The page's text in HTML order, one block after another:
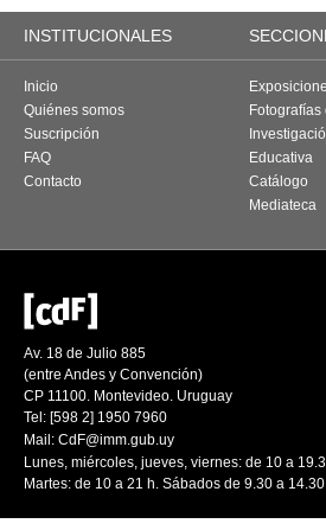
INSTITUCIONALES
Inicio
Quiénes somos
Suscripción
FAQ
Contacto
Fotografías
Educativa
Catálogo
Mediateca
Av. 18 de Julio 885
(entre Andes y Convención)
CP 11100. Montevideo. Uruguay
Tel: [598 2] 1950 7960
Mail: CdF@imm.gub.uy
Lunes, miércoles, jueves, viernes: de 10 a
Martes: de 10 a 21 h. Sábados de 9.30 a